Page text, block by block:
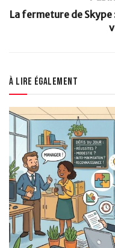
La fermeture de
À lire également